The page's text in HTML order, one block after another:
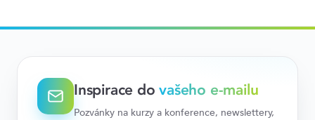
Inspirace dovašeho e-mailu
Pozvánky na kurzy a konference, newslettery,